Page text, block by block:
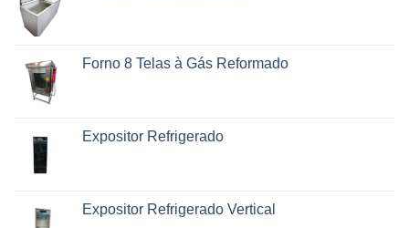
Forno 8 Telas à Gás Reformado
Expositor Refrigerado
Expositor Refrigerado Vertical